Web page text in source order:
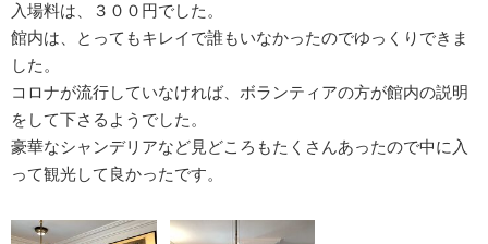
入場料は、３００円でした。
館内は、とってもキレイで誰もいなかったのでゆっくりできま
した。
コロナが流行していなければ、ボランティアの方が館内の説明
をして下さるようでした。
豪華なシャンデリアなど見どころもたくさんあったので中に入
って観光して良かったです。